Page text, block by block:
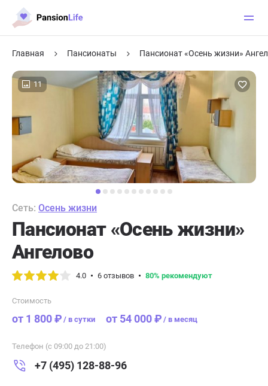
Главная Пансионаты Пансионат «Осень жизни»
11
Сеть: Осень жизни
Пансионат «Осень жизни»
Ангелово
4.0 6 отзывов 80% рекомендуют
Стоимость
от 1 800 ₽ / в сутки от 54 000 ₽ / в месяц
Телефон (с 09:00 до 21:00)
+7 (495) 128-88-96